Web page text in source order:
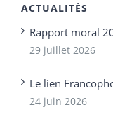
ACTUALITÉS
Rapport moral
29 juillet 2026
Le lien
24 juin 2026